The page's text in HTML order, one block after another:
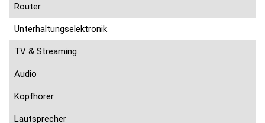
Router
Unterhaltungselektronik
TV & Streaming
Audio
Kopfhörer
Lautsprecher